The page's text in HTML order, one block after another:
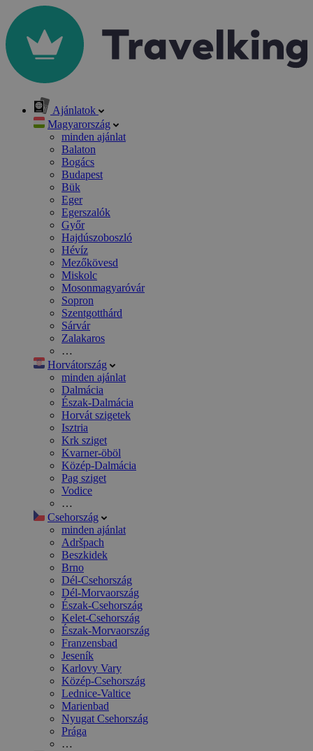
Ajánlatok
Magyarország
minden ajánlat
Balaton
Bogács
Budapest
Bük
Eger
Egerszalók
Győr
Hajdúszoboszló
Hévíz
Mezőkövesd
Miskolc
Mosonmagyaróvár
Sopron
Szentgotthárd
Sárvár
Zalakaros
…
Horvátország
minden ajánlat
Dalmácia
Észak-Dalmácia
Horvát szigetek
Isztria
Krk sziget
Kvarner-öböl
Közép-Dalmácia
Pag sziget
Vodice
…
Csehország
minden ajánlat
Adršpach
Beszkidek
Brno
Dél-Csehország
Dél-Morvaország
Észak-Csehország
Kelet-Csehország
Észak-Morvaország
Franzensbad
Jeseník
Karlovy Vary
Közép-Csehország
Lednice-Valtice
Marienbad
Nyugat Csehország
Prága
…